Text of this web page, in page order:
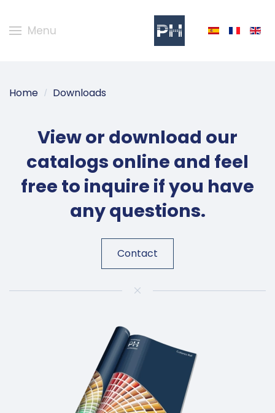
Menu
Home Downloads
View or download our
catalogs online and feel
free to inquire if you have
any questions.
Contact